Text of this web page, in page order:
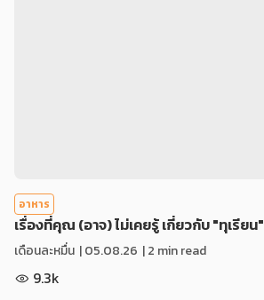
อาหาร
เรื่องที่คุณ (อาจ) ไม่เคยรู้ เกี่ยวกับ "ทุเรียน"
เดือนละหมื่น |05.08.26 | 2 min read
9.3k